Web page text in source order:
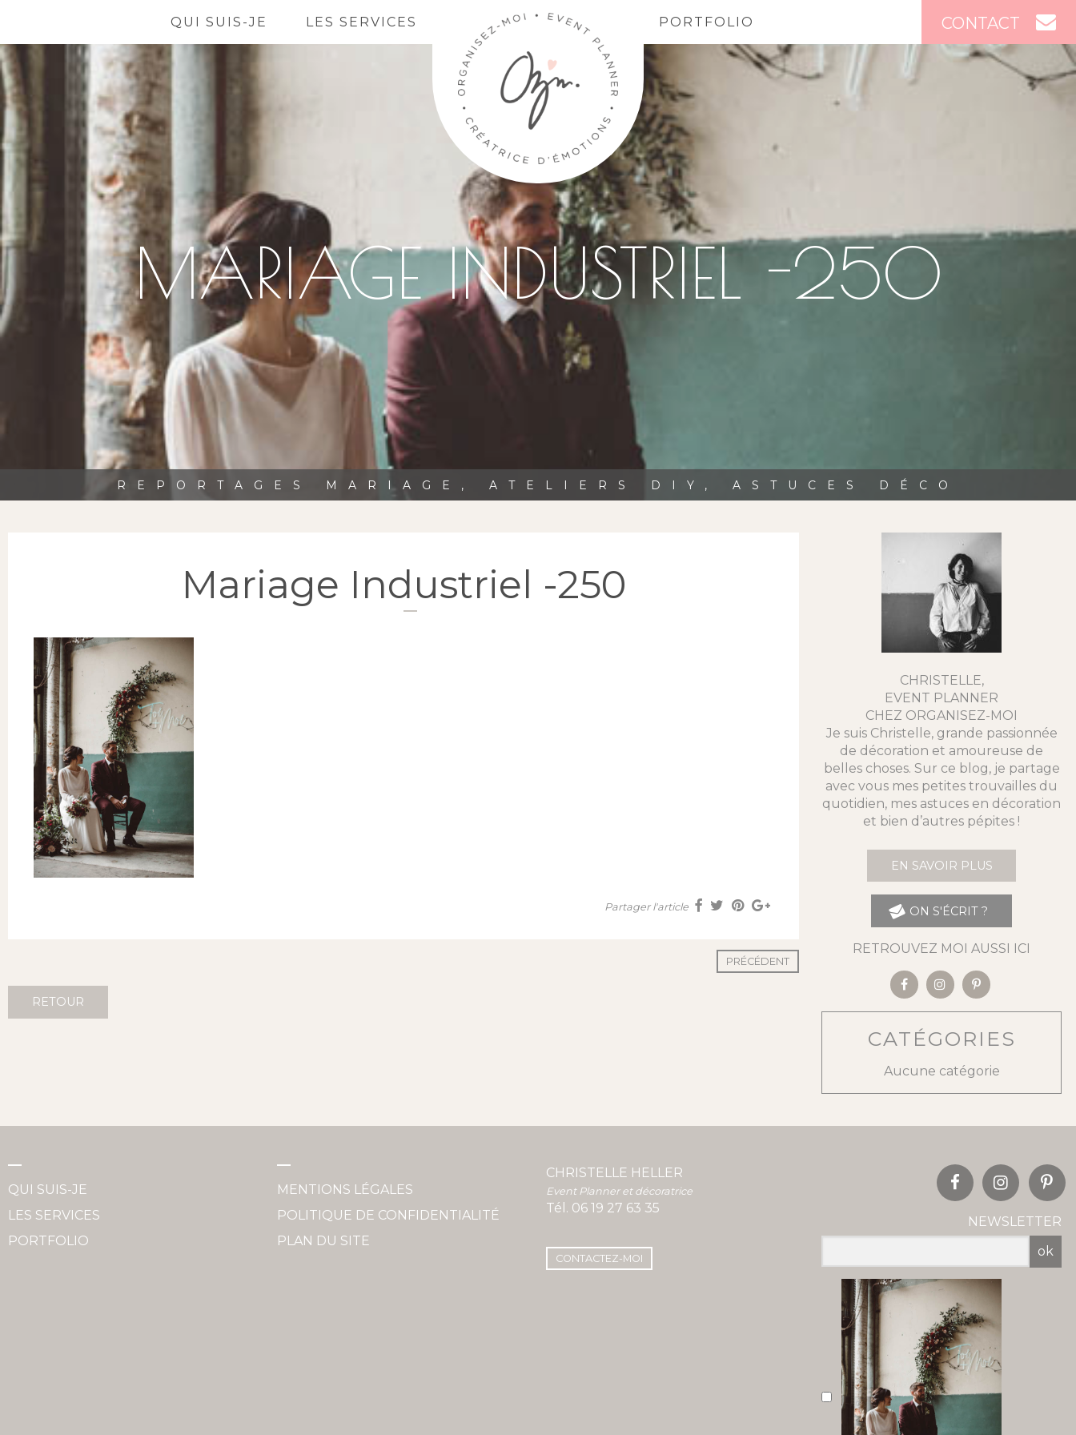
CONTACT
QUI SUIS-JE LES SERVICES PORTFOLIO
MARIAGE INDUSTRIEL -250
REPORTAGES MARIAGE, ATELIERS DIY, ASTUCES DÉCO
Mariage Industriel -250
Partager l'article
PRÉCÉDENT
RETOUR
CHRISTELLE,
EVENT PLANNER
CHEZ ORGANISEZ-MOI
Je suis Christelle, grande passionnée
de décoration et amoureuse de
belles choses. Sur ce blog, je partage
avec vous mes petites trouvailles du
quotidien, mes astuces en décoration
et bien d’autres pépites !
EN SAVOIR PLUS
ON S'ÉCRIT ?
RETROUVEZ MOI AUSSI ICI
CATÉGORIES
Aucune catégorie
QUI SUIS-JE
LES SERVICES
PORTFOLIO
MENTIONS LÉGALES
POLITIQUE DE CONFIDENTIALITÉ
PLAN DU SITE
CHRISTELLE HELLER
Event Planner et décoratrice
Tél. 06 19 27 63 35
CONTACTEZ-MOI
NEWSLETTER
ok